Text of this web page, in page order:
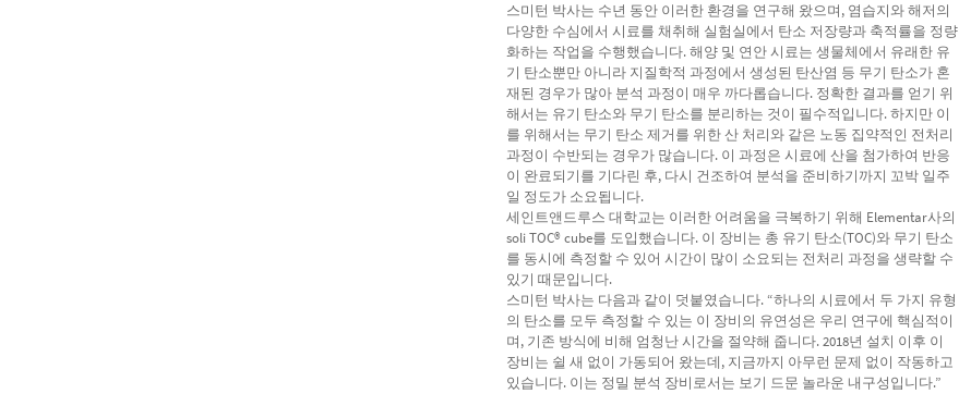
스미턴 박사는 수년 동안 이러한 환경을 연구해 왔으며, 염습지와 해저의
다양한 수심에서 시료를 채취해 실험실에서 탄소 저장량과 축적률을 정량
화하는 작업을 수행했습니다. 해양 및 연안 시료는 생물체에서 유래한 유
기 탄소뿐만 아니라 지질학적 과정에서 생성된 탄산염 등 무기 탄소가 혼
재된 경우가 많아 분석 과정이 매우 까다롭습니다. 정확한 결과를 얻기 위
해서는 유기 탄소와 무기 탄소를 분리하는 것이 필수적입니다. 하지만 이
를 위해서는 무기 탄소 제거를 위한 산 처리와 같은 노동 집약적인 전처리
과정이 수반되는 경우가 많습니다. 이 과정은 시료에 산을 첨가하여 반응
이 완료되기를 기다린 후, 다시 건조하여 분석을 준비하기까지 꼬박 일주
일 정도가 소요됩니다.
세인트앤드루스 대학교는 이러한 어려움을 극복하기 위해 Elementar사의
soli TOC® cube를 도입했습니다. 이 장비는 총 유기 탄소(TOC)와 무기 탄소
를 동시에 측정할 수 있어 시간이 많이 소요되는 전처리 과정을 생략할 수
있기 때문입니다.
스미턴 박사는 다음과 같이 덧붙였습니다. “하나의 시료에서 두 가지 유형
의 탄소를 모두 측정할 수 있는 이 장비의 유연성은 우리 연구에 핵심적이
며, 기존 방식에 비해 엄청난 시간을 절약해 줍니다. 2018년 설치 이후 이
장비는 쉴 새 없이 가동되어 왔는데, 지금까지 아무런 문제 없이 작동하고
있습니다. 이는 정밀 분석 장비로서는 보기 드문 놀라운 내구성입니다.”